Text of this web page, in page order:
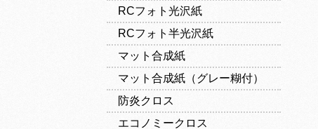
RCフォト光沢紙
RCフォト半光沢紙
マット合成紙
マット合成紙（グレー糊付）
防炎クロス
エコノミークロス